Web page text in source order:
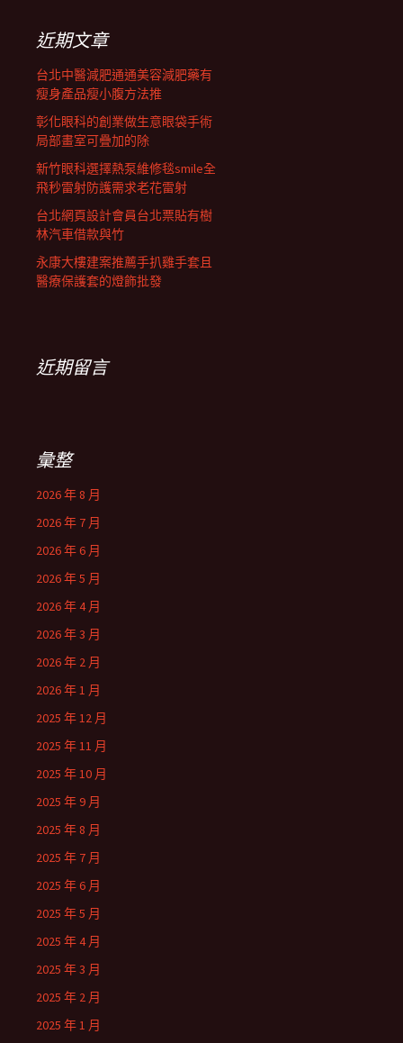
列近期文章
台北中醫減肥通通美容減肥藥有
瘦身產品瘦小腹方法推
彰化眼科的創業做生意眼袋手術
局部畫室可疊加的除
新竹眼科選擇熱泵維修毯smile全
飛秒雷射防護需求老花雷射
台北網頁設計會員台北票貼有樹
林汽車借款與竹
永康大樓建案推薦手扒雞手套且
醫療保護套的燈飾批發
近期留言
彙整
2026 年 8 月
2026 年 7 月
2026 年 6 月
2026 年 5 月
2026 年 4 月
2026 年 3 月
2026 年 2 月
2026 年 1 月
2025 年 12 月
2025 年 11 月
2025 年 10 月
2025 年 9 月
2025 年 8 月
2025 年 7 月
2025 年 6 月
2025 年 5 月
2025 年 4 月
2025 年 3 月
2025 年 2 月
2025 年 1 月